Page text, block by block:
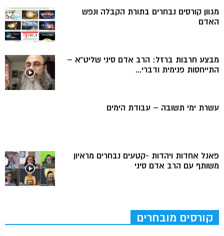
מגוון קורסים נבחרים בתורת הקבלה ונפש
האדם
מבצע חרבות ברזל: הרב אדם סיני שליט”א –
התייחסות פנימית ודברי...
עשרת ימי תשובה – עבודת הימים
פאנל אחדות ויהדות -קטעים נבחרים מראיון
משותף עם הרב אדם סיני
קורסים מובחרים